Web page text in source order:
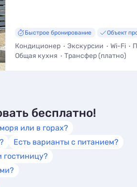
Быстрое бронирование Объект
Кондиционер Экскурсии Wi-Fi
Общая кухня
Трансфер (платно)
бесплатно!
или в горах?
Есть варианты с питанием?
гостиницу?